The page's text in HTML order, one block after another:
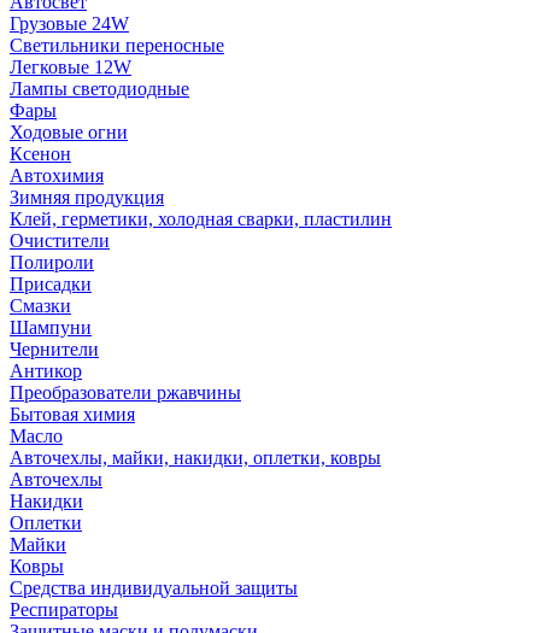
Грузовые 24W
Светильники переносные
Легковые 12W
Лампы светодиодные
Фары
Ходовые огни
Ксенон
Автохимия
Зимняя продукция
Клей, герметики, холодная сварки, пластилин
Очистители
Полироли
Присадки
Смазки
Шампуни
Чернители
Антикор
Преобразователи ржавчины
Бытовая химия
Масло
Авточехлы, майки, накидки, оплетки, ковры
Авточехлы
Накидки
Оплетки
Майки
Ковры
Средства индивидуальной защиты
Респираторы